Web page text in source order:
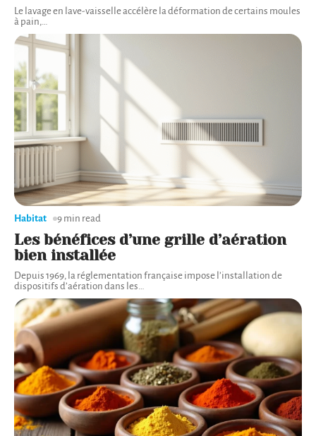
Le lavage en lave-vaisselle accélère la déformation de certains moules
à pain,
Les bénéfices d’une grille d’aération
bien installée
Depuis 1969, la réglementation française impose l’installation de
dispositifs d’aération dans les…
Habitat 9 min read